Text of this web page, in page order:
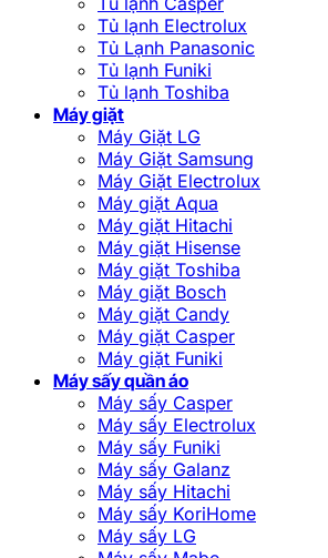
Tủ lạnh Electrolux
Tủ Lạnh Panasonic
Tủ lạnh Funiki
Tủ lạnh Toshiba
Máy giặt
Máy Giặt LG
Máy Giặt Samsung
Máy Giặt Electrolux
Máy giặt Aqua
Máy giặt Hitachi
Máy giặt Hisense
Máy giặt Toshiba
Máy giặt Bosch
Máy giặt Candy
Máy giặt Casper
Máy giặt Funiki
Máy sấy quần áo
Máy sấy Casper
Máy sấy Electrolux
Máy sấy Funiki
Máy sấy Galanz
Máy sấy Hitachi
Máy sấy KoriHome
Máy sấy LG